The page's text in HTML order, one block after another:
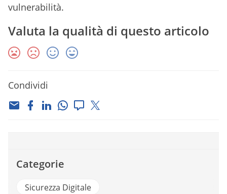
vulnerabilità.
Valuta la qualità di questo articolo
Condividi
Categorie
Sicurezza Digitale